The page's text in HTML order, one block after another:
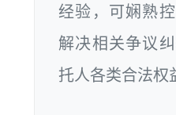
经验，可娴熟
解决相关争议
托人各类合法权